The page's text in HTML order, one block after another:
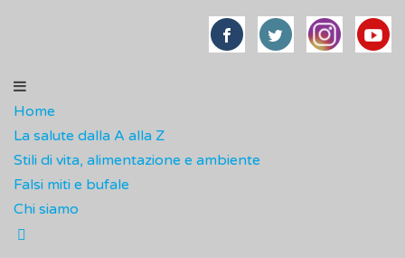
Home
La salute dalla A alla Z
Stili di vita, alimentazione e ambiente
Falsi miti e bufale
Chi siamo